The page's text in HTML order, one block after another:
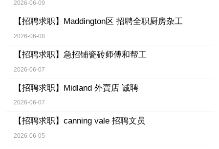
2026-06-09
【招聘求职】 Maddington区 招聘全职厨房杂工
2026-06-08
【招聘求职】 急招铺瓷砖师傅和帮工
2026-06-07
【招聘求职】 Midland 外賣店 诚聘
2026-06-07
【招聘求职】 canning vale 招聘文员
2026-06-05